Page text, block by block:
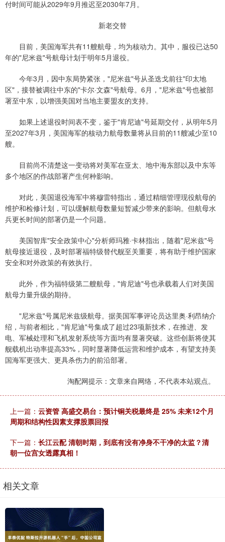
付时间可能从2029年9月推迟至2030年7月。
新老交替
目前，美国海军共有11艘航母，均为核动力。其中，服役已达50
年的"尼米兹"号航母计划于明年5月退役。
今年3月，因中东局势紧张，"尼米兹"号从圣迭戈前往"印太地
区"，接替被调往中东的"卡尔·文森"号航母。6月，"尼米兹"号也被部
署至中东，以增强美国对当地主要盟友的支持。
如果上述退役时间表不变，鉴于"肯尼迪"号延期交付，从明年5月
至2027年3月，美国海军的核动力航母数量将从目前的11艘减少至10
艘。
目前尚不清楚这一变动将对美军在亚太、地中海东部以及中东等
多个地区的作战部署产生何种影响。
对此，美国退役海军中将穆雷特指出，通过精细管理现役航母的
维护和检修计划，可以缓解航母数量短暂减少带来的影响。但航母水
兵更长时间的部署仍是一个问题。
美国智库"安全政策中心"分析师玛雅·卡林指出，随着"尼米兹"号
航母接近退役，及时部署福特级替代舰至关重要，将有助于维护国家
安全和对外政策的有效执行。
此外，作为福特级第二艘航母，"肯尼迪"号也承载着人们对美国
航母力量升级的期待。
"尼米兹"号属尼米兹级航母。据美国军事评论员达里奥·利昂纳介
绍，与前者相比，"肯尼迪"号集成了超过23项新技术，在推进、发
电、军械处理和飞机发射系统等方面均有显著突破。这些创新将使其
舰载机出动率提高33%，同时显著降低运营和维护成本，有望支持美
国海军更强大、更具杀伤力的前沿部署。
淘配网提示：文章来自网络，不代表本站观点。
上一篇： 云资管 高盛交易台：预计铜关税最终是 25% 未来12个月
周期和结构性因素支撑股票回报
下一篇： 长江云配 清朝时期，到底有没有净身不干净的太监？清
朝一位宫女透露真相！
相关文章